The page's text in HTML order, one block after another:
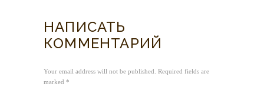
НАПИСАТЬ
КОММЕНТАРИЙ
Your email address will not be published. Required fields are
marked *